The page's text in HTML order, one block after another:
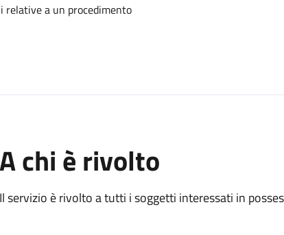
relative a un procedimento
A chi è rivolto
Il servizio è rivolto a tutti i soggetti interessati in